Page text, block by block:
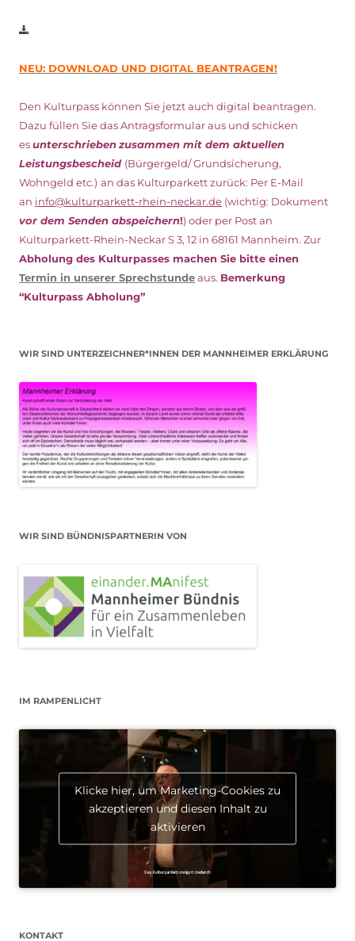
NEU: DOWNLOAD UND DIGITAL BEANTRAGEN!
Den Kulturpass können Sie jetzt auch digital beantragen.
Dazu füllen Sie das Antragsformular aus und schicken
esunterschriebenzusammen mit dem aktuellen
Leistungsbescheid (Bürgergeld/ Grundsicherung,
Wohngeld etc.) an das Kulturparkett zurück: Per E-Mail
an info@kulturparkett-rhein-neckar.de (wichtig: Dokument
vor dem Senden abspeichern!) oder per Post an
Kulturparkett-Rhein-Neckar S 3, 12 in 68161 Mannheim. Zur
Abholung des Kulturpasses machen Sie bitte einen
Termin in unserer Sprechstundeaus. Bemerkung
“Kulturpass Abholung”
WIR SIND UNTERZEICHNER*INNEN DER MANNHEIMER ERKLÄRUNG
WIR SIND BÜNDNISPARTNERIN VON
IM RAMPENLICHT
Klicke hier, um Marketing-Cookies zu
akzeptieren und diesen Inhalt zu
aktivieren
KONTAKT